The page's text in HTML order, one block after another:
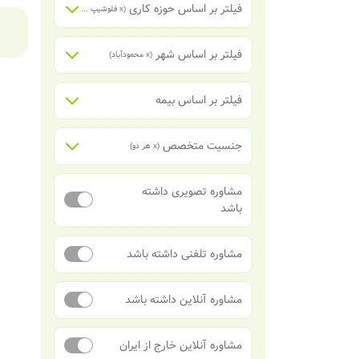
فیلتر بر اساس حوزه کاری (x فلوشیپ گوش (اتولوژی - نورواتولوژی) )
فیلتر بر اساس شهر (x محمودآباد)
فیلتر بر اساس بیمه
جنسیت متخصص (x هر دو)
مشاوره تصویری داشته
باشد
مشاوره تلفنی داشته باشد
مشاوره آنلاین داشته باشد
مشاوره آنلاین خارج از ایران